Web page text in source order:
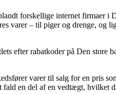
forskellige internet firmaer i
varer – til piger og drenge, og
efter rabatkoder på Den store
varer til salg for en pris
en del af en vedtægt, hvilket